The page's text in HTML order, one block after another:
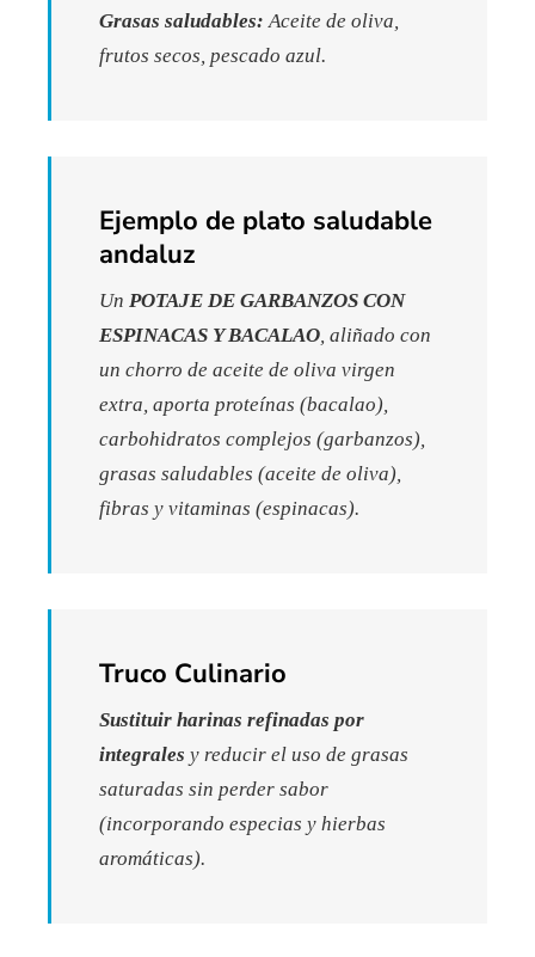
Grasas saludables: Aceite de oliva,
frutos secos, pescado azul.
Ejemplo de plato saludable
andaluz
Un POTAJE DE GARBANZOS CON
ESPINACAS Y BACALAO, aliñado con
un chorro de aceite de oliva virgen
extra, aporta proteínas (bacalao),
carbohidratos complejos (garbanzos),
grasas saludables (aceite de oliva),
fibras y vitaminas (espinacas).
Truco Culinario
Sustituir harinas refinadas por
integrales y reducir el uso de grasas
saturadas sin perder sabor
(incorporando especias y hierbas
aromáticas).